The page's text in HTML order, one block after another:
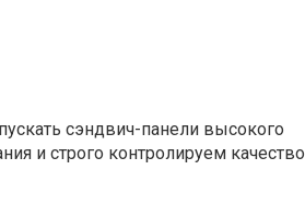
сэндвич-панели высокого
и строго контролируем качество